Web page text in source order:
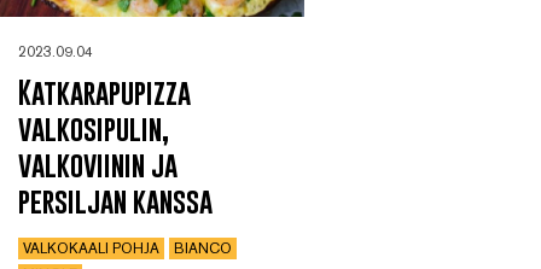
2023.09.04
Katkarapupizza
valkosipulin,
valkoviinin ja
persiljan kanssa
VALKOKAALI POHJA
BIANCO